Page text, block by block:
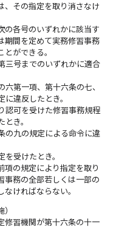
、その指定を取り消さなけ
の各号のいずれかに該当す
期間を定めて実務修習事務
ができる。
三号までのいずれかに適合
第一項、第十六条の七、
違反したとき。
認可を受けた修習事務規程
き。
の九の規定による命令に違
受けたとき。
項の規定により指定を取り
事務の全部若しくは一部の
ければならない。
修習機関が第十六条の十一